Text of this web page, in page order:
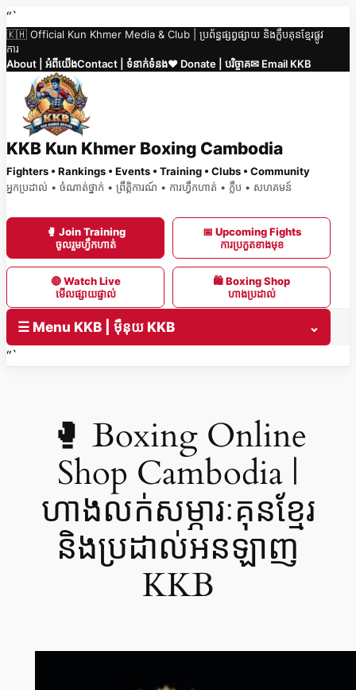
Skip
to
content
“`
🇰🇭 Official Kun Khmer Media & Club | ប្រព័ន្ធផ្សព្វផ្សាយ និងក្លឹបគុនខ្មែរផ្លូវ
ការ
About | អំពីយើងContact | ទំនាក់ទំនង❤️ Donate | បរិច្ចាគ✉ Email KKB
KKB Kun Khmer Boxing Cambodia
Fighters • Rankings • Events • Training • Clubs • Community
អ្នកប្រដាល់ • ចំណាត់ថ្នាក់ • ព្រឹត្តិការណ៍ • ការហ្វឹកហាត់ • ក្លឹប • សហគមន៍
🥊 Join Training
ចូលរួមហ្វឹកហាត់
📅 Upcoming Fights
ការប្រកួតខាងមុខ
🔴 Watch Live
មើលផ្សាយផ្ទាល់
🛍 Boxing Shop
ហាងប្រដាល់
☰ Menu KKB | ម៉ឺនុយ KKB
⌄
“`
🥊 Boxing Online
Shop Cambodia |
ហាងលក់សម្ភារៈគុនខ្មែរ
និងប្រដាល់អនឡាញ
KKB